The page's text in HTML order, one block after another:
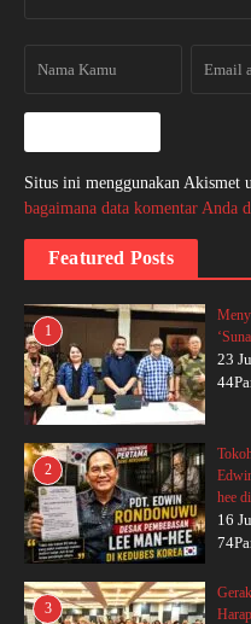
Situs ini menggunakan Akismet
bagaimana data komentar Anda
Featured Posts
1
23
2
hee
16
3